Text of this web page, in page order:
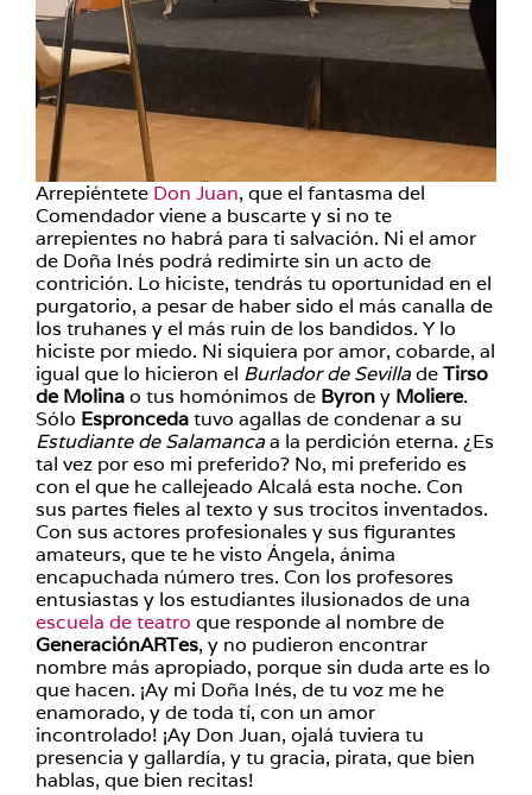
Arrepiéntete Don Juan, que el fantasma del
Comendador viene a buscarte y si no te
arrepientes no habrá para ti salvación. Ni el amor
de Doña Inés podrá redimirte sin un acto de
contrición. Lo hiciste, tendrás tu oportunidad en el
purgatorio, a pesar de haber sido el más canalla de
los truhanes y el más ruin de los bandidos. Y lo
hiciste por miedo. Ni siquiera por amor, cobarde, al
igual que lo hicieron el Burlador de SevilladeTirso
de Molinao tus homónimos de Byrony Moliere.
Sólo Esproncedatuvo agallas de condenar a su
Estudiante de Salamancaa la perdición eterna. ¿Es
tal vez por eso mi preferido? No, mi preferido es
con el que he callejeado Alcalá esta noche. Con
sus partes fieles al texto y sus trocitos inventados.
Con sus actores profesionales y sus figurantes
amateurs, que te he visto Ángela, ánima
encapuchada número tres. Con los profesores
entusiastas y los estudiantes ilusionados de una
escuela de teatro que responde al nombre de
GeneraciónARTes, y no pudieron encontrar
nombre más apropiado, porque sin duda arte es lo
que hacen. ¡Ay mi Doña Inés, de tu voz me he
enamorado, y de toda tí, con un amor
incontrolado! ¡Ay Don Juan, ojalá tuviera tu
presencia y gallardía, y tu gracia, pirata, que bien
hablas, que bien recitas!